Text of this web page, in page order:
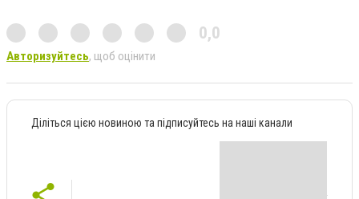
0,0
Авторизуйтесь, щоб оцінити
Діліться цією новиною та підписуйтесь на наші канали